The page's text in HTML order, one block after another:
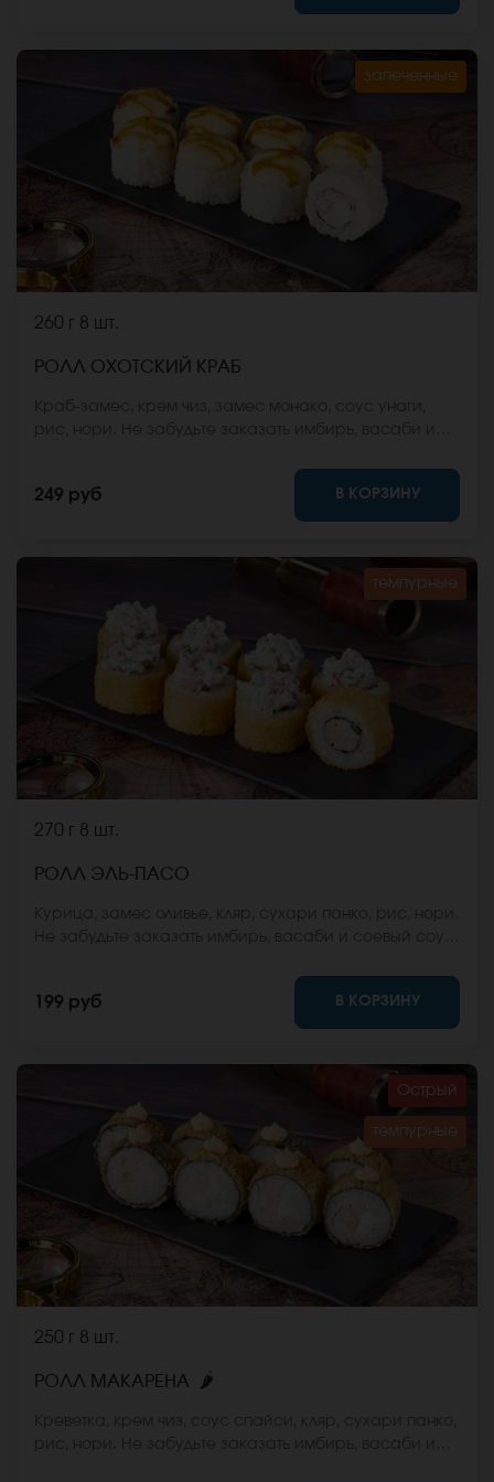
запеченные
260 г 8 шт.
РОЛЛ ОХОТСКИЙ КРАБ
*Внешний вид блюда может отличаться от фото на
сайте.
249 руб В КОРЗИНУ
темпурные
270 г 8 шт.
РОЛЛ ЭЛЬ-ПАСО
блюда может отличаться от фото на сайте.
199 руб В КОРЗИНУ
Острый
темпурные
250 г 8 шт.
РОЛЛ МАКАРЕНА 🌶